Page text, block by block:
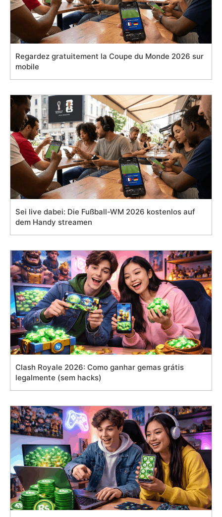
Regardez gratuitement la Coupe du Monde 2026 sur
mobile
Sei live dabei: Die Fußball-WM 2026 kostenlos auf
dem Handy streamen
Clash Royale 2026: Como ganhar gemas grátis
legalmente (sem hacks)